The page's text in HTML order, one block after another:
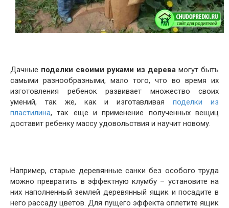
Дачные поделки своими руками из дерева могут быть
самыми разнообразными, мало того, что во время их
изготовления ребенок развивает множество своих
умений, так же, как и изготавливаяподелки из
пластилина, так еще и применение полученных вещиц
доставит ребенку массу удовольствия и научит новому.
Например, старые деревянные санки без особого труда
можно превратить в эффектную клумбу – установите на
них наполненный землей деревянный ящик и посадите в
него рассаду цветов. Для пущего эффекта оплетите ящик